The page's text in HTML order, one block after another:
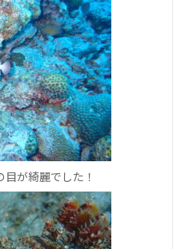
が綺麗でした！